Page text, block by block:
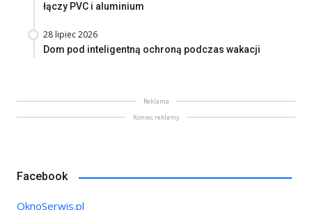
łączy PVC i aluminium
28 lipiec 2026
Dom pod inteligentną ochroną podczas wakacji
Reklama
Koniec reklamy
Facebook
OknoSerwis.pl